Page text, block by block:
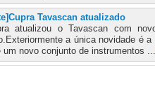
Tavascan atualizado
atualizou o Tavascan com
a única novidade é
um novo conjunto de instrumentos ...